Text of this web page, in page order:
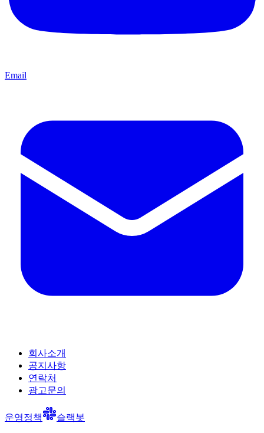
Email
회사소개
공지사항
연락처
광고문의
운영정책 슬랙봇